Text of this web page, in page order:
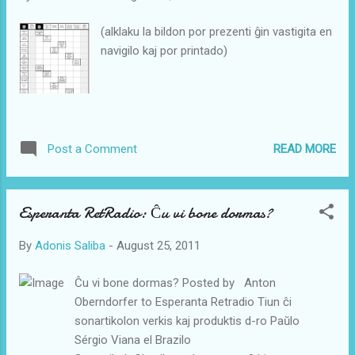
pasintaj jardekoj ne alportis progreson. Tamen
Esperanto progresas. La progreso venas el la
interreto. Per la interreto pli da homoj povas
pasinteco sed ankaŭ parole. Kiam mi estis junulo
(alklaku la bildon por prezenti ĝin vastigita en
navigilo kaj por printado)
Post a Comment READ MORE
Esperanta RetRadio: Ĉu vi bone dormas?
By Adonis Saliba - August 25, 2011
Ĉu vi bone dormas? Posted by Anton
Oberndorfer to Esperanta Retradio Tiun ĉi
sonartikolon verkis kaj produktis d-ro Paŭlo
Sérgio Viana el Brazilo